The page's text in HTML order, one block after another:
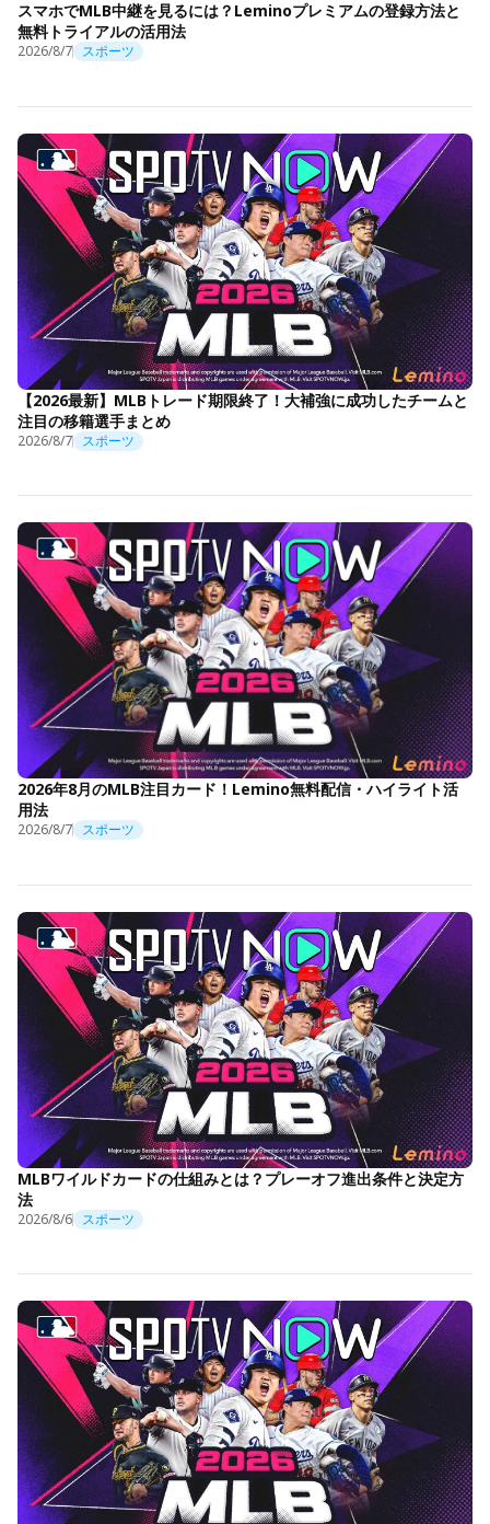
スマホでMLB中継を見るには？Leminoプレミアムの登録方法と
無料トライアルの活用法
2026/8/7 スポーツ
【2026最新】MLBトレード期限終了！大補強に成功したチームと
注目の移籍選手まとめ
2026/8/7 スポーツ
2026年8月のMLB注目カード！Lemino無料配信・ハイライト活
用法
2026/8/7 スポーツ
MLBワイルドカードの仕組みとは？プレーオフ進出条件と決定方
法
2026/8/6 スポーツ